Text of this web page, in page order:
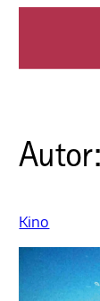
Autor:
Kino